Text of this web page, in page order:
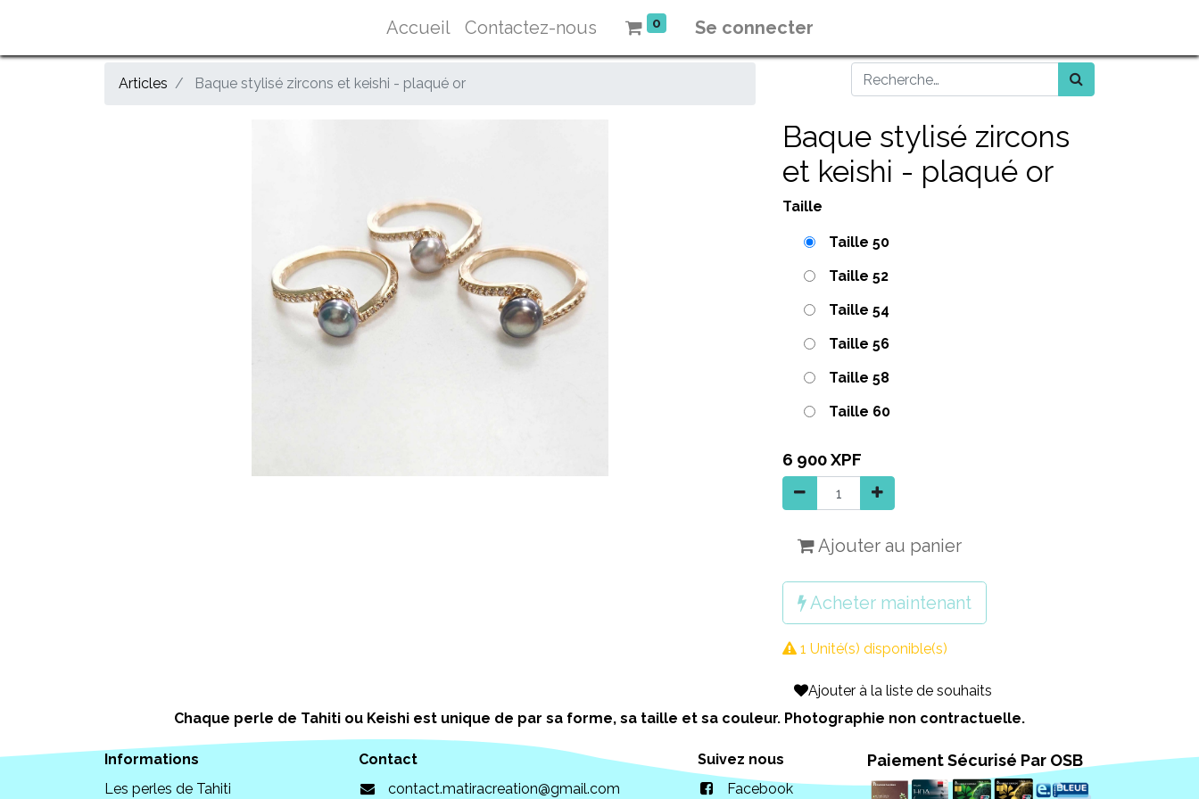
Accueil Contactez-nous 0 Se connecter
Articles Baque stylisé zircons et keishi - plaqué or
Baque stylisé zircons
et keishi - plaqué or
Taille
Taille 50
Taille 52
Taille 54
Taille 56
Taille 58
Taille 60
6 900XPF
Ajouter au panier
Acheter maintenant
1 Unité(s) disponible(s)
Ajouter à la liste de souhaits
Chaque perle de Tahiti ou Keishi est unique de par sa forme, sa taille et sa couleur. Photographie non contractuelle.
Informations
Les perles de Tahiti
Contact
contact.matiracreation@gmail.com
Suivez nous
Facebook
Paiement Sécurisé Par OSB